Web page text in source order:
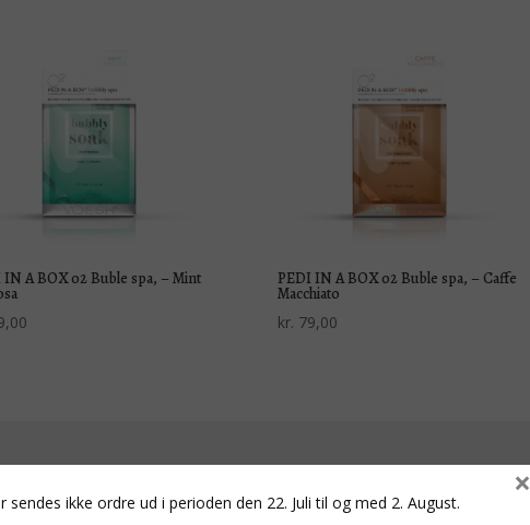
IN A BOX 02 Buble spa, – Mint PEDI IN A BOX 02 Buble spa, – Caffe
Macchiato
kr. 79,00
Andre mærker
sendes ikke ordre ud i perioden den 22. Juli til og med 2. August.
×